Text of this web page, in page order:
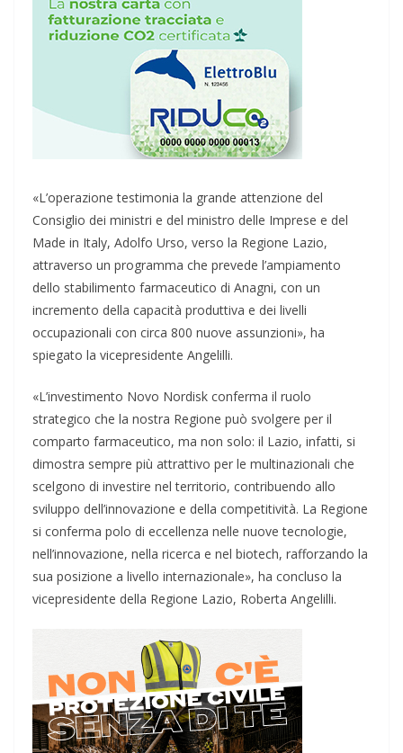
«L’operazione testimonia la grande attenzione del
Consiglio dei ministri e del ministro delle Imprese e del
Made in Italy, Adolfo Urso, verso la Regione Lazio,
attraverso un programma che prevede l’ampiamento
dello stabilimento farmaceutico di Anagni, con un
incremento della capacità produttiva e dei livelli
occupazionali con circa 800 nuove assunzioni», ha
spiegato la vicepresidente Angelilli.
«L’investimento Novo Nordisk conferma il ruolo
strategico che la nostra Regione può svolgere per il
comparto farmaceutico, ma non solo: il Lazio, infatti, si
dimostra sempre più attrattivo per le multinazionali che
scelgono di investire nel territorio, contribuendo allo
sviluppo dell’innovazione e della competitività. La Regione
si conferma polo di eccellenza nelle nuove tecnologie,
nell’innovazione, nella ricerca e nel biotech, rafforzando la
sua posizione a livello internazionale», ha concluso la
vicepresidente della Regione Lazio, Roberta Angelilli.